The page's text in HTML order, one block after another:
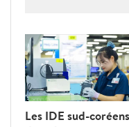
formation, de
en réseau
approfondir le
global renforcé
Les IDE sud-coréens